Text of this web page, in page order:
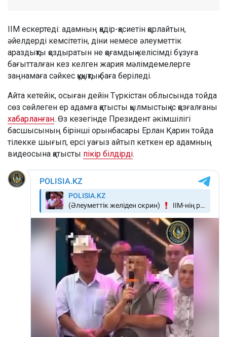
ІІМ ескертеді: адамның қадір-қасиетін қорлайтын,
әйелдерді кемсітетін, діни немесе әлеуметтік
араздықты қоздыратын не қоғамдық келісімді бұзуға
бағытталған кез келген жария мәлімдемелерге
заңнамаға сәйкес құқықтық баға беріледі.
Айта кетейік, осыған дейін Түркістан облысында тойда
сөз сөйлеген ер адамға қатысты қылмыстық іс қозғалғаны
хабарланған. Өз кезегінде Президент әкімшілігі
басшысының бірінші орынбасары Ерлан Қарин тойда
тілекке шығып, ерсі уағыз айтып кеткен ер адамның
видеосына қатысты пікір білдірді.